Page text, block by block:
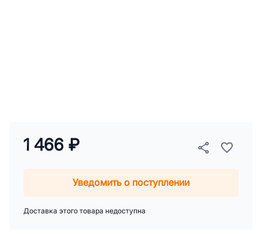
1 466 ₽
Уведомить о поступлении
Доставка этого товара недоступна